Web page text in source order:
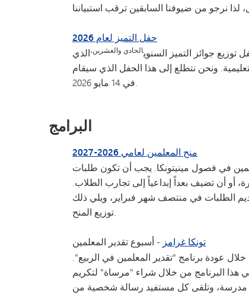
حفل التميز لعام 2026
جوائز التميز السنويالحادي والعشرين،الذي
ونحن نتطلع إلى هذا الحفل الذي سيقام
في 14 مايو 2026.
البرامج
منح المعلمين لعامي 2026-2027
في فصول مينيتونكا. يجب أن تكون طلبات
أو أن تضيف بعداً إبداعياً إلى تجارب الطلاب.
و3,500 دولار. ويُغلق باب تقديم الطلبات في منتصف شهر فبراير، ويلي ذلك
توزيع المنح.
تونكا غرامز - أسبوع تقدير المعلمين
عودة برنامج "تقدير المعلمين في الربيع".
هذا البرنامج من خلال شراء "مرساة" لتكريم
مدرسة، وتلقى كل مستفيد رسالة شخصية من